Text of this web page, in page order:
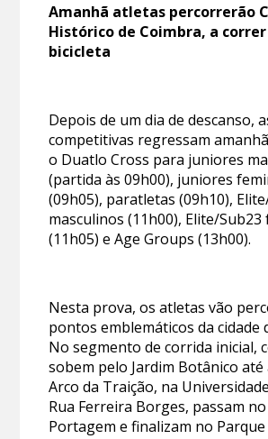
Amanhã atletas percorrerão
Histórico de Coimbra, a correr
bicicleta
Depois de um dia de descanso,
competitivas regressam
o Duatlo Cross para juniores
(partida às 09h00), juniores
(09h05), paratletas (09h10),
masculinos (11h00), Elite/
(11h05) e Age Groups (13h00).
Nesta prova, os atletas vão
pontos emblemáticos da cidade
No segmento de corrida inicial,
sobem pelo Jardim Botânico até
Arco da Traição, na
Rua Ferreira Borges, passam
Portagem e finalizam no Parque